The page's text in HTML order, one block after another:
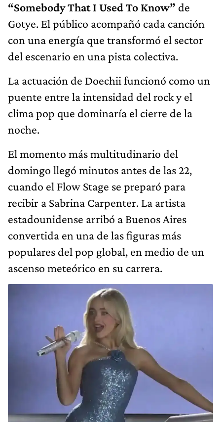
“Somebody That I Used To Know” de
Gotye. El público acompañó cada canción
con una energía que transformó el sector
del escenario en una pista colectiva.
La actuación de Doechii funcionó como un
puente entre la intensidad del rock y el
clima pop que dominaría el cierre de la
noche.
El momento más multitudinario del
domingo llegó minutos antes de las 22,
cuando el Flow Stage se preparó para
recibir a Sabrina Carpenter. La artista
estadounidense arribó a Buenos Aires
convertida en una de las figuras más
populares del pop global, en medio de un
ascenso meteórico en su carrera.